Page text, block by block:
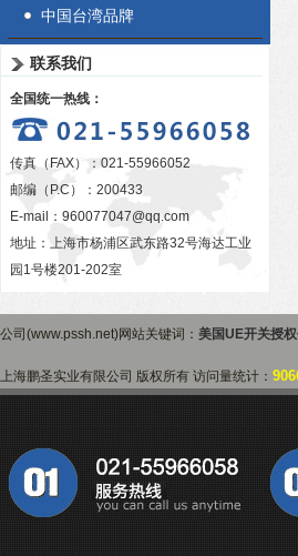
中国台湾品牌
联系我们
全国统一热线：
传真（FAX）：021-55966052
邮编（P.C）：200433
E-mail： 960077047@qq.com
地址：上海市杨浦区武东路32号海达工业
园1号楼201-202室
公司(www.pssh.net)网站关键词： 美国UE开关授
上海鹏圣实业有限公司 版权所有 访问量统计：